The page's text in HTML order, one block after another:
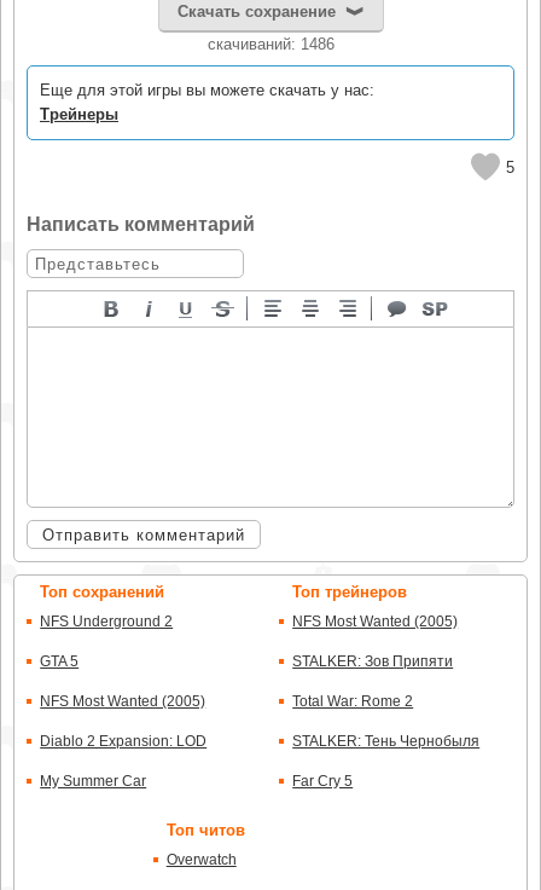
Топ сохранений
NFS Underground 2
GTA 5
NFS Most Wanted (2005)
Diablo 2 Expansion: LOD
My Summer Car
Топ трейнеров
NFS Most Wanted (2005)
STALKER: Зов Припяти
Total War: Rome 2
STALKER: Тень Чернобыля
Far Cry 5
Топ читов
Overwatch
Скачать сохранение
cкачиваний: 1486
Еще для этой игры вы можете скачать у нас:
Трейнеры
5
Написать комментарий
Отправить комментарий